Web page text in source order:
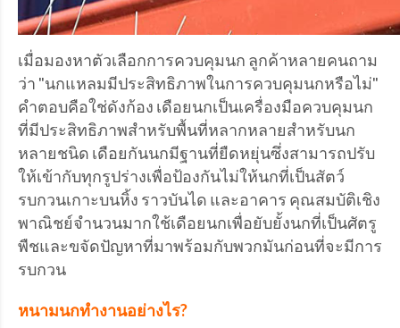
เมื่อมองหาตัวเลือกการควบคุมนก ลูกค้าหลายคนถาม
ว่า "นกแหลมมีประสิทธิภาพในการควบคุมนกหรือไม่"
คำตอบคือใช่ดังก้อง เดือยนกเป็นเครื่องมือควบคุมนก
ที่มีประสิทธิภาพสำหรับพื้นที่หลากหลายสำหรับนก
หลายชนิด เดือยกันนกมีฐานที่ยืดหยุ่นซึ่งสามารถปรับ
ให้เข้ากับทุกรูปร่างเพื่อป้องกันไม่ให้นกที่เป็นสัตว์
รบกวนเกาะบนหิ้ง ราวบันได และอาคาร คุณสมบัติเชิง
พาณิชย์จำนวนมากใช้เดือยนกเพื่อยับยั้งนกที่เป็นศัตรู
พืชและขจัดปัญหาที่มาพร้อมกับพวกมันก่อนที่จะมีการ
รบกวน
หนามนกทำงานอย่างไร?